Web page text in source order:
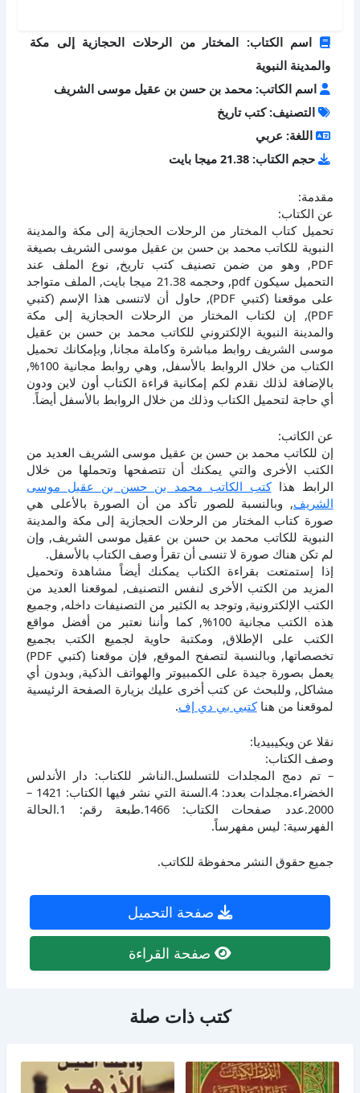
اسم الكتاب: المختار من الرحلات الحجازية إلى مكة
والمدينة النبوية
اسم الكاتب: محمد بن حسن بن عقيل موسى الشريف
التصنيف: كتب تاريخ
اللغة: عربي
حجم الكتاب: 21.38 ميجا بايت
مقدمة:
عن الكتاب:
تحميل كتاب المختار من الرحلات الحجازية إلى مكة والمدينة
النبوية للكاتب محمد بن حسن بن عقيل موسى الشريف بصيغة
PDF, وهو من ضمن تصنيف كتب تاريخ, نوع الملف عند
التحميل سيكون pdf, وحجمه 21.38 ميجا بايت, الملف متواجد
على موقعنا (كتبي PDF), حاول أن لاتنسى هذا الإسم (كتبي
PDF), إن لكتاب المختار من الرحلات الحجازية إلى مكة
والمدينة النبوية الإلكتروني للكاتب محمد بن حسن بن عقيل
موسى الشريف روابط مباشرة وكاملة مجانا, وبإمكانك تحميل
الكتاب من خلال الروابط بالأسفل, وهي روابط مجانية 100%,
بالإضافة لذلك نقدم لكم إمكانية قراءة الكتاب أون لاين ودون
أي حاجة لتحميل الكتاب وذلك من خلال الروابط بالأسفل أيضاً.
عن الكاتب:
إن للكاتب محمد بن حسن بن عقيل موسى الشريف العديد من
الكتب الأخرى والتي يمكنك أن تتصفحها وتحملها من خلال
الرابط هذاكتب الكاتب محمد بن حسن بن عقيل موسى
الشريف, وبالنسبة للصور تأكد من أن الصورة بالأعلى هي
صورة كتاب المختار من الرحلات الحجازية إلى مكة والمدينة
النبوية للكاتب محمد بن حسن بن عقيل موسى الشريف, وإن
لم تكن هناك صورة لا تنسى أن تقرأ وصف الكتاب بالأسفل.
إذا إستمتعت بقراءة الكتاب يمكنك أيضاً مشاهدة وتحميل
المزيد من الكتب الأخرى لنفس التصنيف, لموقعنا العديد من
الكتب الإلكترونية, وتوجد به الكثير من التصنيفات داخله, وجميع
هذه الكتب مجانية 100%, كما وأننا نعتبر من أفضل مواقع
الكتب على الإطلاق, ومكتبة حاوية لجميع الكتب بجميع
تخصصاتها, وبالنسبة لتصفح الموقع, فإن موقعنا (كتبي PDF)
يعمل بصورة جيدة على الكمبيوتر والهواتف الذكية, وبدون أي
مشاكل, وللبحث عن كتب أخرى عليك بزيارة الصفحة الرئيسية
لموقعنا من هناكتبي بي دي إف.
نقلا عن ويكيبيديا:
وصف الكتاب:
– تم دمج المجلدات للتسلسل.الناشر للكتاب: دار الأندلس
الخضراء.مجلدات بعدد: 4.السنة التي نشر فيها الكتاب: 1421 –
2000.عدد صفحات الكتاب: 1466.طبعة رقم: 1.الحالة
الفهرسية: ليس مفهرساً.
جميع حقوق النشر محفوظة للكاتب.
صفحة التحميل
صفحة القراءة
كتب ذات صلة